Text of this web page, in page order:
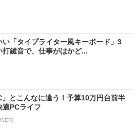
い「タイプライター風キーボード」3
鍵音で、仕事がはかど...
」とこんなに違う！予算10万円台前半
適PCライフ